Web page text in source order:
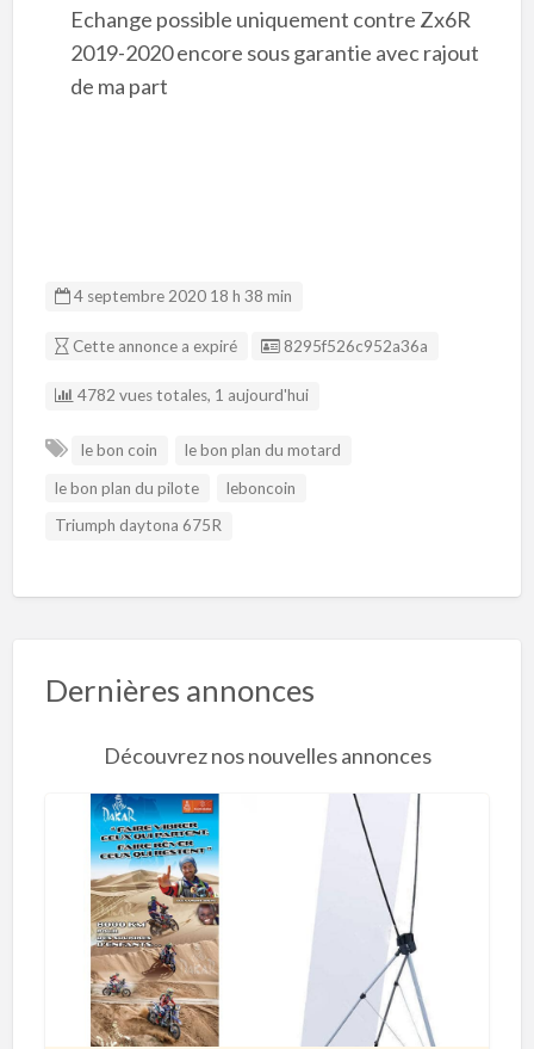
Echange possible uniquement contre Zx6R
2019-2020 encore sous garantie avec rajout
de ma part
4 septembre 2020 18 h 38 min
Cette annonce a expiré Listing ID
8295f526c952a36a
4782 vues totales, 1 aujourd'hui
le bon coin
le bon plan du motard
le bon plan du pilote
leboncoin
Triumph daytona 675R
Dernières annonces
Découvrez nos nouvelles annonces